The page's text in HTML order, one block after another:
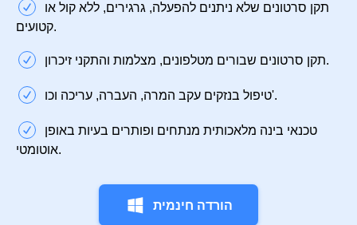
תקן סרטונים שלא ניתנים להפעלה, גרגירים, ללא קול או
קטועים.
תקן סרטונים שבורים מטלפונים, מצלמות והתקני זיכרון.
טיפול בנזקים עקב המרה, העברה, עריכה וכו'.
טכנאי בינה מלאכותית מנתחים ופותרים בעיות באופן
אוטומטי.
הורדה חינמית